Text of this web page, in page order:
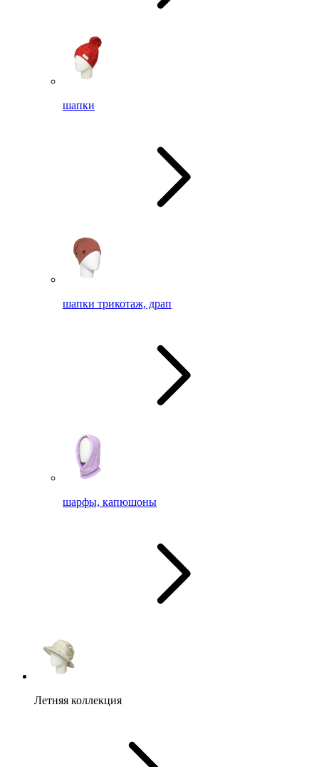
шапки
шапки трикотаж, драп
шарфы, капюшоны
Летняя коллекция